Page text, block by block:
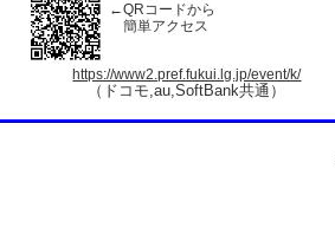
←QRコードから
簡単アクセス
https://www2.pref.fukui.lg.jp/event/k/
（ドコモ,au,SoftBank共通）